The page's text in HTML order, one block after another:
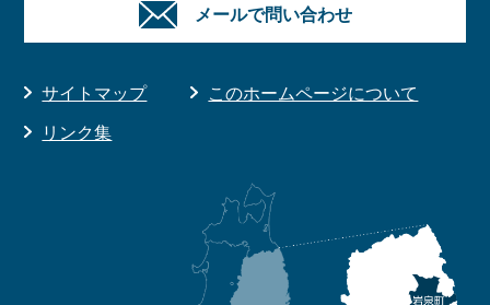
メールで問い合わせ
サイトマップ
このホームページについて
リンク集